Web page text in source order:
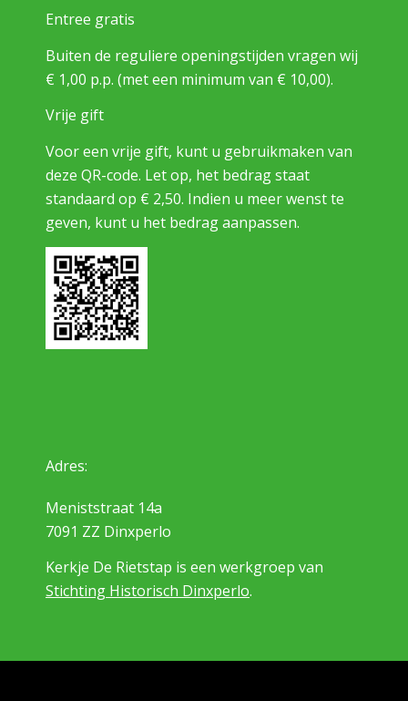
Entree gratis
Buiten de reguliere openingstijden vragen wij
€ 1,00 p.p. (met een minimum van € 10,00).
Vrije gift
Voor een vrije gift, kunt u gebruikmaken van
deze QR-code. Let op, het bedrag staat
standaard op € 2,50. Indien u meer wenst te
geven, kunt u het bedrag aanpassen.
Adres:
Meniststraat 14a
7091 ZZ Dinxperlo
Kerkje De Rietstap is een werkgroep van
Stichting Historisch Dinxperlo.